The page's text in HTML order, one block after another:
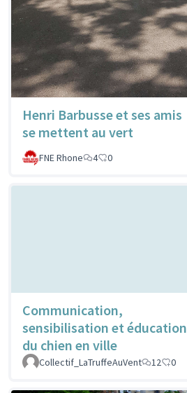
Henri Barbusse et ses amis
se mettent au vert
FNE Rhone
4 0
Communication,
sensibilisation et éducation
du chien en ville
Collectif_LaTruffeAuVent 12 0